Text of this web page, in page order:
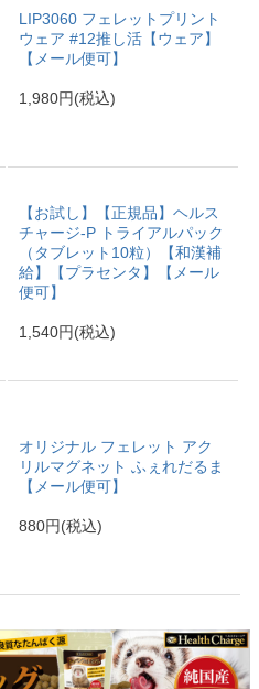
LIP3060 フェレットプリント
ウェア #12推し活【ウェア】
【メール便可】
1,980円(税込)
【お試し】【正規品】ヘルス
チャージ-P トライアルパック
（タブレット10粒）【和漢補
給】【プラセンタ】【メール
便可】
1,540円(税込)
オリジナル フェレット アク
リルマグネット ふぇれだるま
【メール便可】
880円(税込)